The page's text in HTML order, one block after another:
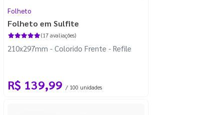
Folheto
Folheto em Sulfite
(17 avaliações)
210x297mm - Colorido Frente - Refile
R$ 139,99 / 100 unidades